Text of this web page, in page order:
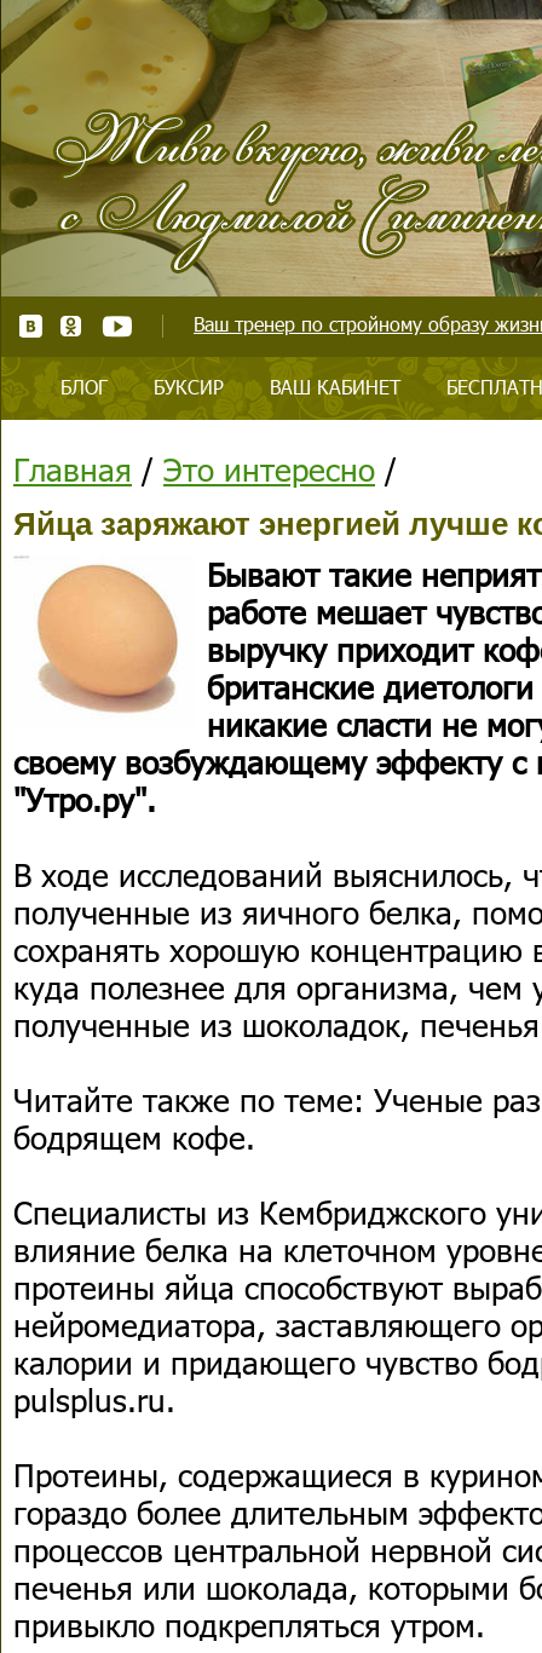
Ваш тренер по стройному образу
БЛОГ БУКСИР ВАШ КАБИНЕТ
Главная / Это интересно /
Яйца заряжают энергией лучше
Бывают такие
работе мешает
выручку приходит
британские
никакие сласти не
своему возбуждающему эффекту
"Утро.ру".
В ходе исследований выяснилось,
полученные из яичного белка,
сохранять хорошую
куда полезнее для организма, чем
полученные из шоколадок,
Читайте также по теме: Ученые
бодрящем кофе.
Специалисты из Кембриджского
влияние белка на клеточном
протеины яйца способствуют
нейромедиатора, заставляющего
калории и придающего чувство
pulsplus.ru.
Протеины, содержащиеся в
гораздо более длительным
процессов центральной нервной
печенья или шоколада, которыми
привыкло подкрепляться утром.